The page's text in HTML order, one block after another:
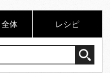
体 レシピ